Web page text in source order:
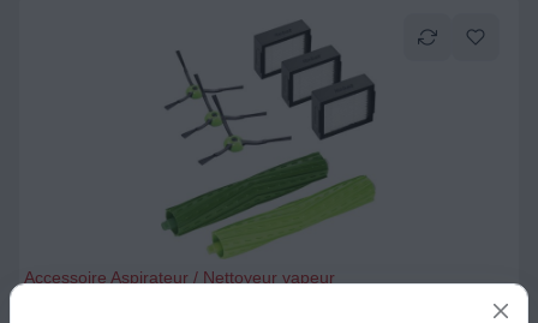
Accessoire Aspirateur / Nettoyeur vapeur
Kit accessoires IROBOT Haute efficacité x3 Roomba e i j Combo